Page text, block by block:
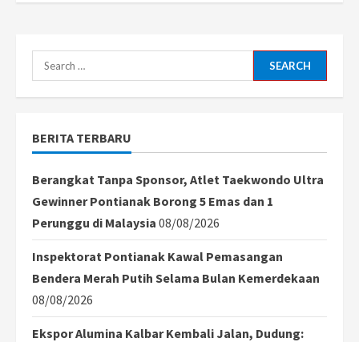
Search
for:
BERITA TERBARU
Berangkat Tanpa Sponsor, Atlet Taekwondo Ultra
Gewinner Pontianak Borong 5 Emas dan 1
Perunggu di Malaysia 08/08/2026
Inspektorat Pontianak Kawal Pemasangan
Bendera Merah Putih Selama Bulan Kemerdekaan
08/08/2026
Ekspor Alumina Kalbar Kembali Jalan, Dudung: